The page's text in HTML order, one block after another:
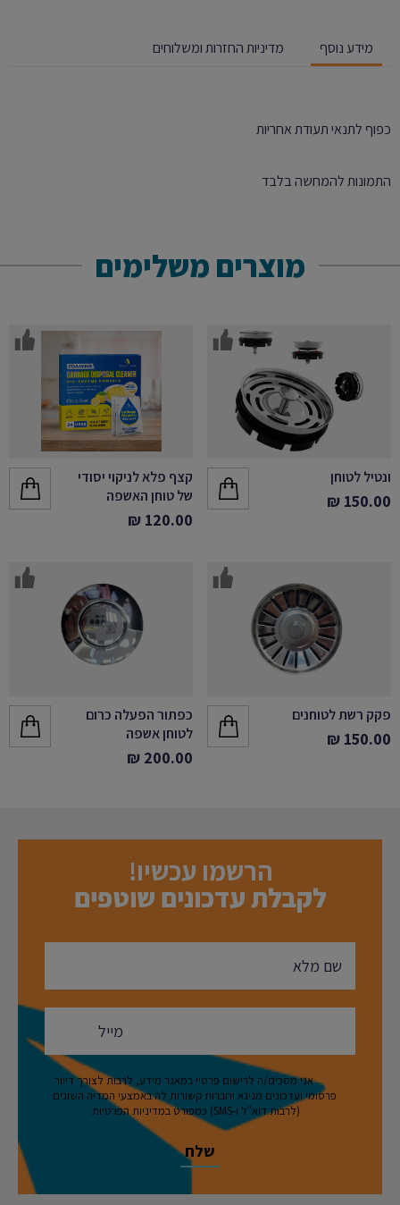
עם
מידע נוסף מדיניות החזרות ומשלוחים
כפוף לתנאי תעודת אחריות
התמונות להמחשה בלבד
מוצרים משלימים
ונטיל לטוחן
150.00
₪
קצף פלא לניקוי יסודי
של טוחן האשפה
120.00
₪
פקק רשת לטוחנים
150.00
₪
כפתור הפעלה כרום
לטוחן אשפה
200.00
₪
הרשמו עכשיו!
לקבלת עדכונים שוטפים
אני מסכים/ה לרישום פרטיי במאגר מידע, לרבות לצורך דיוור
פרסומי ועדכונים מניגא וחברות קשורות לה באמצעי המדיה השונים
(לרבות דוא"ל ו-SMS) כמפורט במדיניות הפרטיות.